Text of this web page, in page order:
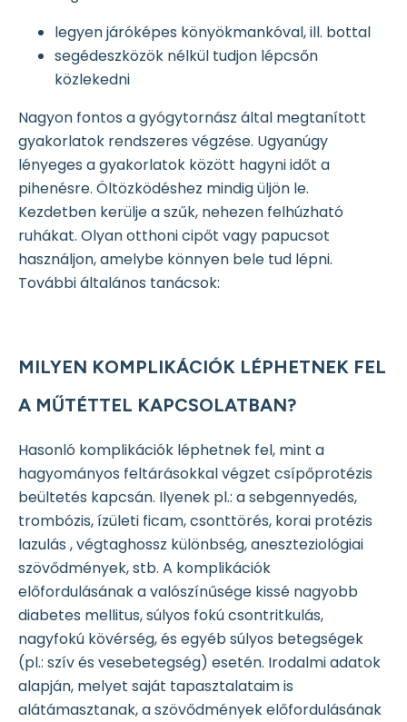
legyen járóképes könyökmankóval, ill. bottal
segédeszközök nélkül tudjon lépcsőn
közlekedni
Nagyon fontos a gyógytornász által megtanított
gyakorlatok rendszeres végzése. Ugyanúgy
lényeges a gyakorlatok között hagyni időt a
pihenésre. Öltözködéshez mindig üljön le.
Kezdetben kerülje a szűk, nehezen felhúzható
ruhákat. Olyan otthoni cipőt vagy papucsot
használjon, amelybe könnyen bele tud lépni.
További általános tanácsok:
MILYEN KOMPLIKÁCIÓK LÉPHETNEK FEL
A MŰTÉTTEL KAPCSOLATBAN?
Hasonló komplikációk léphetnek fel, mint a
hagyományos feltárásokkal végzet csípőprotézis
beültetés kapcsán. Ilyenek pl.: a sebgennyedés,
trombózis, ízületi ficam, csonttörés, korai protézis
lazulás , végtaghossz különbség, aneszteziológiai
szövődmények, stb. A komplikációk
előfordulásának a valószínűsége kissé nagyobb
diabetes mellitus, súlyos fokú csontritkulás,
nagyfokú kövérség, és egyéb súlyos betegségek
(pl.: szív és vesebetegség) esetén. Irodalmi adatok
alapján, melyet saját tapasztalataim is
alátámasztanak, a szövődmények előfordulásának